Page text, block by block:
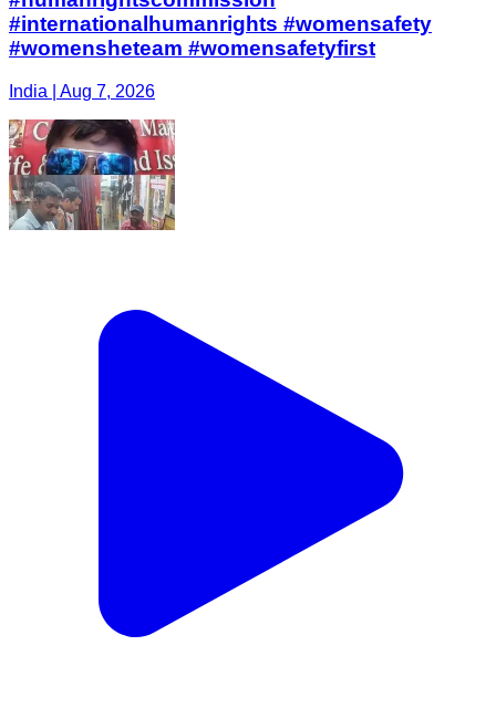
#internationalhumanrights #womensafety
#womensheteam #womensafetyfirst
India | Aug 7, 2026